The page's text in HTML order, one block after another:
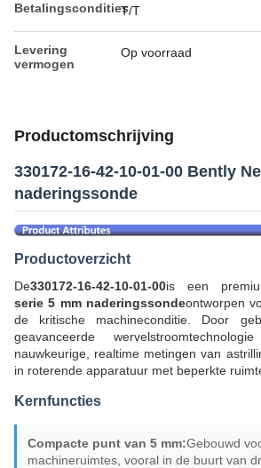
BetalingsconditiesT/T
Levering
vermogen
Op voorraad
Productomschrijving
330172-16-42-10-01-00 Bently
naderingssonde
Productoverzicht
De330172-16-42-10-01-00is een
serie 5 mm naderingssondeontworpen
de kritische machineconditie. Door
geavanceerde
nauwkeurige, realtime metingen van
in roterende apparatuur met beperkte
Kernfuncties
Compacte punt van 5 mm:Gebouwd
machineruimtes, vooral in de buurt van